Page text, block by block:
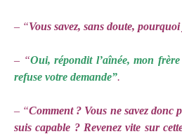
– “Vous savez, sans doute,
– “Oui, répondit l’aînée, mon
refuse votre demande”.
– “Comment ? Vous ne savez donc
suis capable ? Revenez vite sur